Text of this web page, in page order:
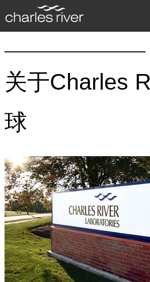
关于Charles
球